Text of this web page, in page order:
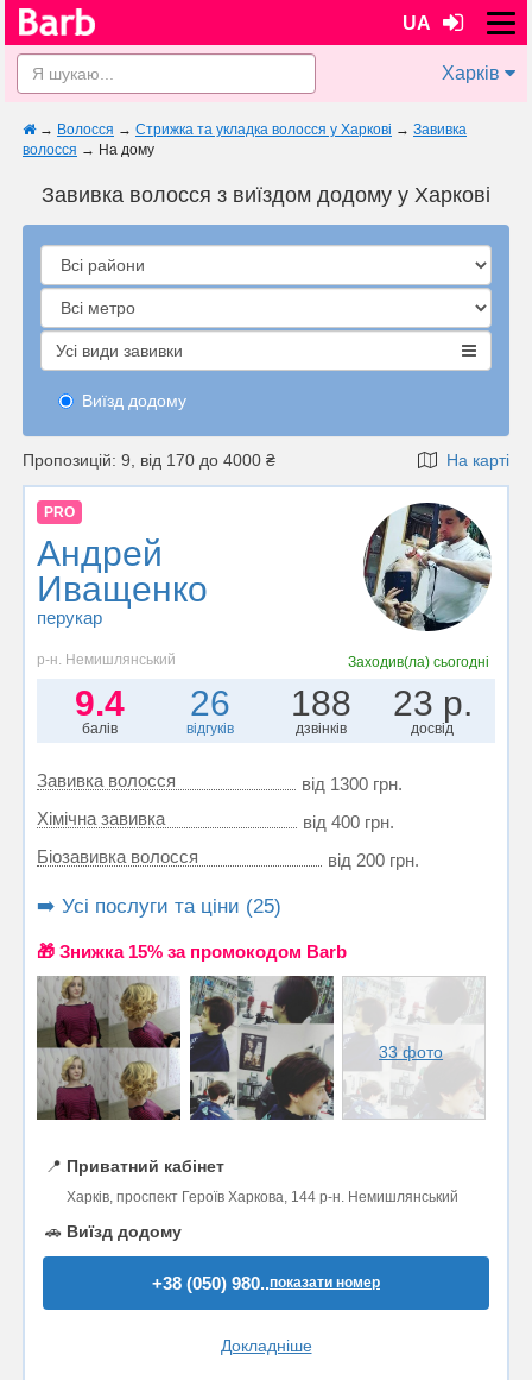
UA
Харків
→ Волосся → Стрижка та укладка волосся у Харкові → Завивка
волосся → На дому
Завивка волосся з виїздом додому у Харкові
Усі види завивки
Виїзд додому
Пропозицій: 9, від 170 до 4000 ₴ На карті
PRO
Андрей
Иващенко
перукар
р-н. Немишлянський Заходив(ла)сьогодні
9.4
балів
26
відгуків
188
дзвінків
23 р.
досвід
Завивка волосся
від 1300 грн.
Хімічна завивка
від 400 грн.
Біозавивка волосся
від 200 грн.
➡️ Усі послуги та ціни (25)
🎁 Знижка 15% за промокодом Barb
33 фото
📍 Приватний кабінет
Харків, проспект Героїв Харкова, 144 р-н. Немишлянський
🚗 Виїзд додому
+38 (050) 980..показати номер
Докладніше